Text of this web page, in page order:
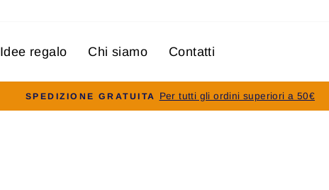
Idee regalo Chi siamo Contatti
SPEDIZIONE GRATUITA Per tutti gli ordini superiori a 50€